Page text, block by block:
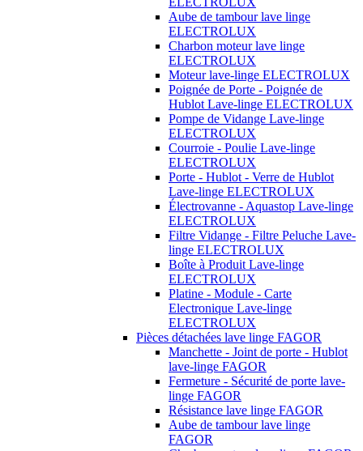
Aube de tambour lave linge
ELECTROLUX
Charbon moteur lave linge
ELECTROLUX
Moteur lave-linge ELECTROLUX
Poignée de Porte - Poignée de
Hublot Lave-linge ELECTROLUX
Pompe de Vidange Lave-linge
ELECTROLUX
Courroie - Poulie Lave-linge
ELECTROLUX
Porte - Hublot - Verre de Hublot
Lave-linge ELECTROLUX
Électrovanne - Aquastop Lave-linge
ELECTROLUX
Filtre Vidange - Filtre Peluche Lave-
linge ELECTROLUX
Boîte à Produit Lave-linge
ELECTROLUX
Platine - Module - Carte
Electronique Lave-linge
ELECTROLUX
Pièces détachées lave linge FAGOR
Manchette - Joint de porte - Hublot
lave-linge FAGOR
Fermeture - Sécurité de porte lave-
linge FAGOR
Résistance lave linge FAGOR
Aube de tambour lave linge
FAGOR